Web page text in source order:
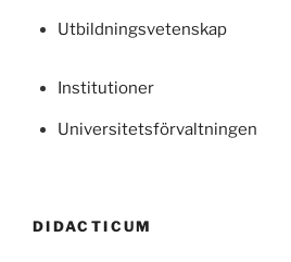
Utbildningsvetenskap
Institutioner
Universitetsförvaltningen
DIDACTICUM